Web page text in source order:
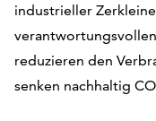
industrieller
reduzieren den
senken nachhaltig